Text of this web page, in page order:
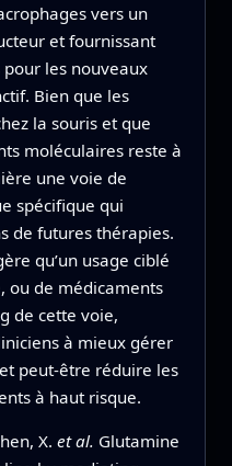
vers un
et fournissant
les nouveaux
Bien que les
la souris et que
moléculaires reste à
une voie de
spécifique qui
de futures thérapies.
qu’un usage ciblé
ou de médicaments
de cette voie,
à mieux gérer
peut‑être réduire les
à haut risque.
X. et al. Glutamine